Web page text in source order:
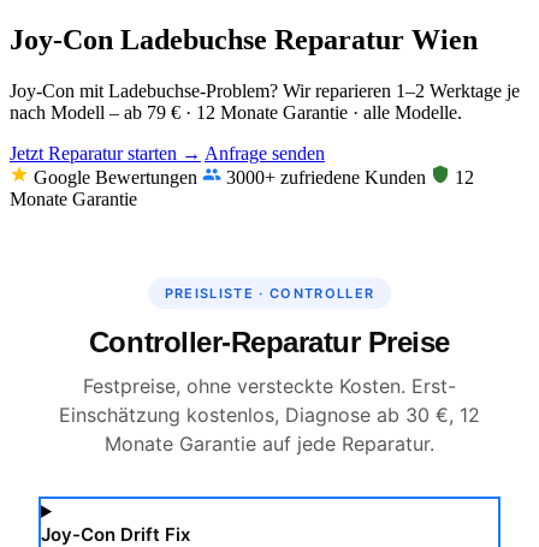
Joy-Con Ladebuchse Reparatur Wien
Joy-Con mit Ladebuchse-Problem? Wir reparieren 1–2 Werktage je
nach Modell – ab 79 € · 12 Monate Garantie · alle Modelle.
Jetzt Reparatur starten → Anfrage senden
Google Bewertungen
3000+ zufriedene Kunden
12
Monate Garantie
PREISLISTE · CONTROLLER
Controller-Reparatur Preise
Festpreise, ohne versteckte Kosten. Erst-
Einschätzung kostenlos, Diagnose ab 30 €, 12
Monate Garantie auf jede Reparatur.
Joy-Con Drift Fix